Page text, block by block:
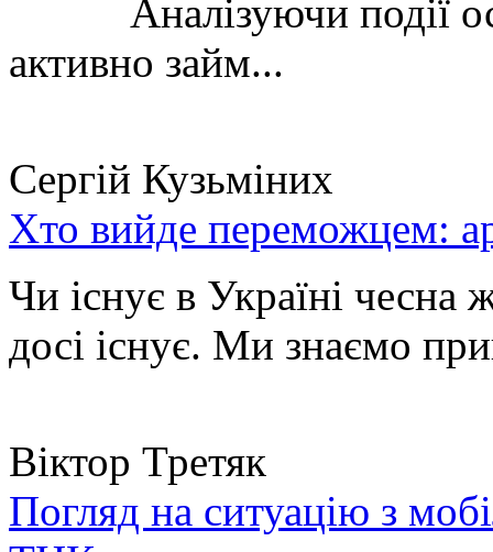
Аналізуючи події
активно займ...
Сергій Кузьміних
Хто вийде переможцем:
Чи існує в Україні чесна
досі існує. Ми знаємо
Віктор Третяк
Погляд на ситуацію з